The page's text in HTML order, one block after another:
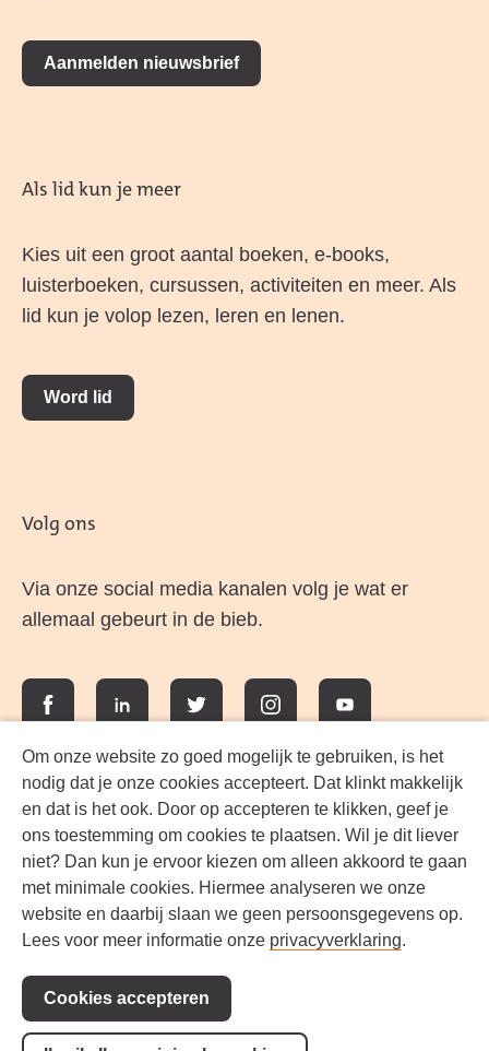
Om onze website zo goed mogelijk te gebruiken, is het
nodig dat je onze cookies accepteert. Dat klinkt makkelijk
en dat is het ook. Door op accepteren te klikken, geef je
ons toestemming om cookies te plaatsen. Wil je dit liever
niet? Dan kun je ervoor kiezen om alleen akkoord te gaan
met minimale cookies. Hiermee analyseren we onze
website en daarbij slaan we geen persoonsgegevens op.
Lees voor meer informatie onze privacyverklaring.
Cookies accepteren
Aanmelden nieuwsbrief
Als lid kun je meer
Kies uit een groot aantal boeken, e-books,
luisterboeken, cursussen, activiteiten en meer. Als
lid kun je volop lezen, leren en lenen.
Word lid
Volg ons
Via onze social media kanalen volg je wat er
allemaal gebeurt in de bieb.
FacebookLinkedIn Twitter InstagramYouTube
Werken bij FlevoMeer Bibliotheek
Privacyverklaring Contact